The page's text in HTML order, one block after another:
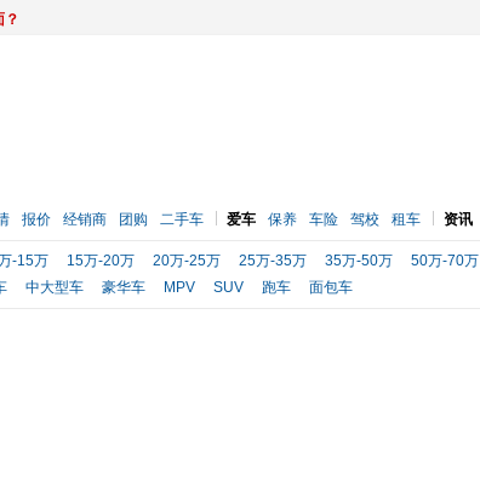
？
报价 经销商 团购 二手车 爱车 保养 车险 驾校 租车 资讯
-15万 15万-20万 20万-25万 25万-35万 35万-50万
50万-70万
中大型车 豪华车 MPV SUV 跑车 面包车